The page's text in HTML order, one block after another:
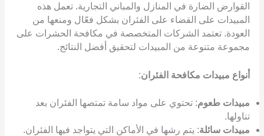
القوارض الضارة في المنازل والمباني التجارية. تعمل هذه
المبيدات على القضاء على الفئران بشكل فعّال ومنعها من
العودة. تعتمد الشركات المتخصصة في مكافحة الحشرات على
مجموعة متنوعة من المبيدات لتحقيق أفضل النتائج.
أنواع مبيدات مكافحة الفئران:
مبيدات طعوم: تحتوي على مواد سامة تمتصها الفئران بعد
تناولها.
مبيدات سائلة: يتم رشها في الأماكن التي يتواجد فيها الفئران.